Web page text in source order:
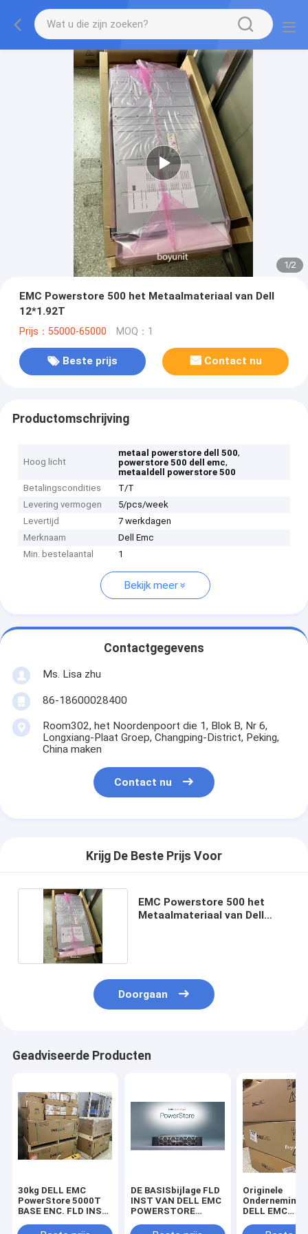
1/2
EMC Powerstore 500 het Metaalmateriaal van Dell
12*1.92T
Prijs：55000-65000 MOQ：1
Beste prijs Contact nu
Productomschrijving
Hoog licht
metaal powerstore dell 500,
powerstore 500 dell emc,
metaaldell powerstore 500
Betalingscondities
T/T
Levering vermogen
5/pcs/week
Levertijd
7 werkdagen
Merknaam
Dell Emc
Min. bestelaantal
1
Bekijk meer
Contactgegevens
Ms. Lisa zhu
86-18600028400
Room302, het Noordenpoort die 1, Blok B, Nr 6,
Longxiang-Plaat Groep, Changping-District, Peking,
China maken
Contact nu
Krijg De Beste Prijs Voor
EMC Powerstore 500 het
Metaalmateriaal van Dell
Doorgaan
Geadviseerde Producten
30kg DELL EMC
PowerStore 5000T
BASE ENC. FLD INST
DE BASISbijlage FLD
INST VAN DELL EMC
POWERSTORE
Originele
DELL EMC
12*3.84T